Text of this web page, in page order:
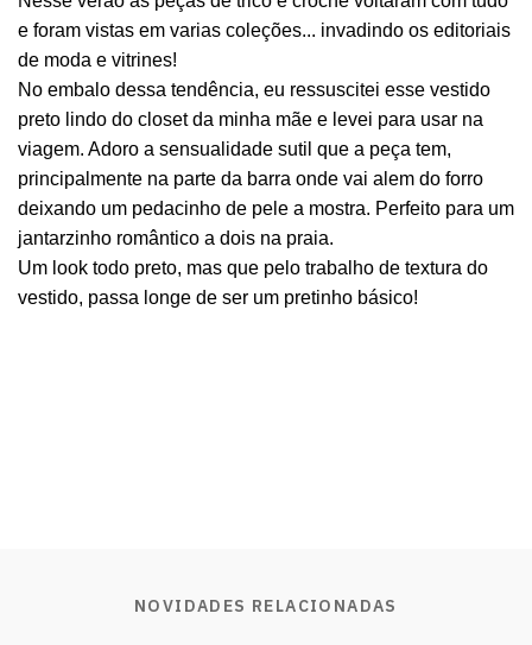
e foram vistas em varias coleções... invadindo os editoriais
de moda e vitrines!
No embalo dessa tendência, eu ressuscitei esse vestido
preto lindo do closet da minha mãe e levei para usar na
viagem. Adoro a sensualidade sutil que a peça tem,
principalmente na parte da barra onde vai alem do forro
deixando um pedacinho de pele a mostra. Perfeito para um
jantarzinho romântico a dois na praia.
Um look todo preto, mas que pelo trabalho de textura do
vestido, passa longe de ser um pretinho básico!
NOVIDADES RELACIONADAS